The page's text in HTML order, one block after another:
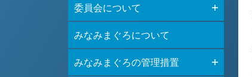
委員会について
みなみまぐろについて
みなみまぐろの管理措置